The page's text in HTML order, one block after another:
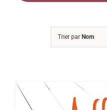
Trier par Nom